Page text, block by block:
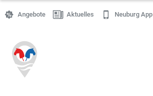
Angebote Aktuelles Neuburg App
Einkaufen
Handwerk